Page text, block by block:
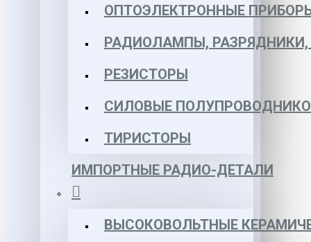
ОПТОЭЛЕКТРОННЫЕ
РАДИОЛАМПЫ,
РЕЗИСТОРЫ
СИЛОВЫЕ
ТИРИСТОРЫ
ИМПОРТНЫЕ РАДИО-ДЕТАЛИ
ВЫСОКОВОЛЬТНЫЕ